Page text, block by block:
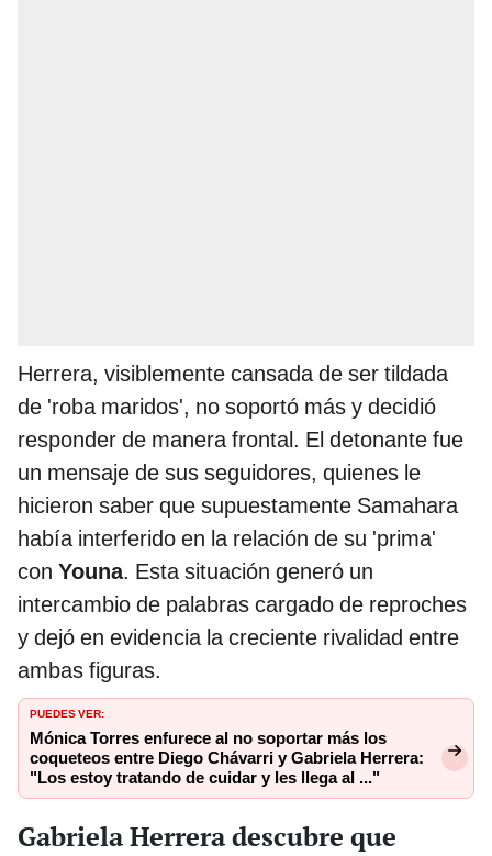
Herrera, visiblemente cansada de ser tildada
de 'roba maridos', no soportó más y decidió
responder de manera frontal. El detonante fue
un mensaje de sus seguidores, quienes le
hicieron saber que supuestamente Samahara
había interferido en la relación de su 'prima'
con Youna. Esta situación generó un
intercambio de palabras cargado de reproches
y dejó en evidencia la creciente rivalidad entre
ambas figuras.
PUEDES VER:
Mónica Torres enfurece al no soportar más los
coqueteos entre Diego Chávarri y Gabriela Herrera:
"Los estoy tratando de cuidar y les llega al ..."
Gabriela Herrera descubre que